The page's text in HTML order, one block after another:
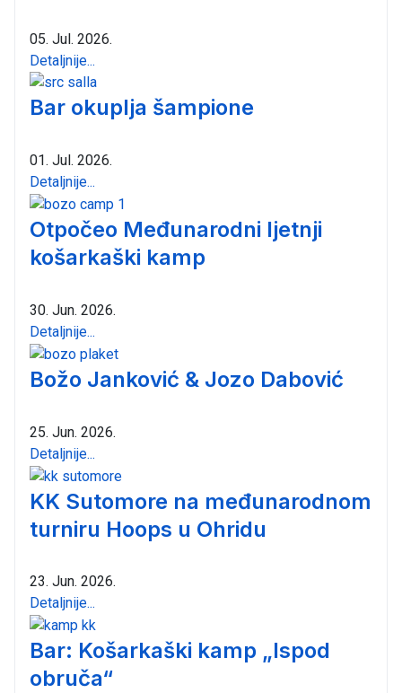
05. Jul. 2026.
Detaljnije...
Bar okuplja šampione
01. Jul. 2026.
Detaljnije...
Otpočeo Međunarodni ljetnji
košarkaški kamp
30. Jun. 2026.
Detaljnije...
Božo Janković & Jozo Dabović
25. Jun. 2026.
Detaljnije...
KK Sutomore na međunarodnom
turniru Hoops u Ohridu
23. Jun. 2026.
Detaljnije...
Bar: Košarkaški kamp „Ispod
obruča“